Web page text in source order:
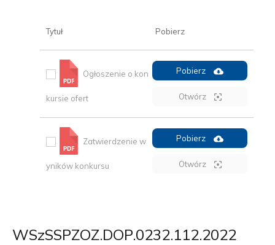
Tytuł Pobierz
Ogłoszenie o kon
kursie ofert
Pobierz
Otwórz
Zatwierdzenie w
yników konkursu
Pobierz
Otwórz
WSzSSPZOZ.DOP.0232.112.2022